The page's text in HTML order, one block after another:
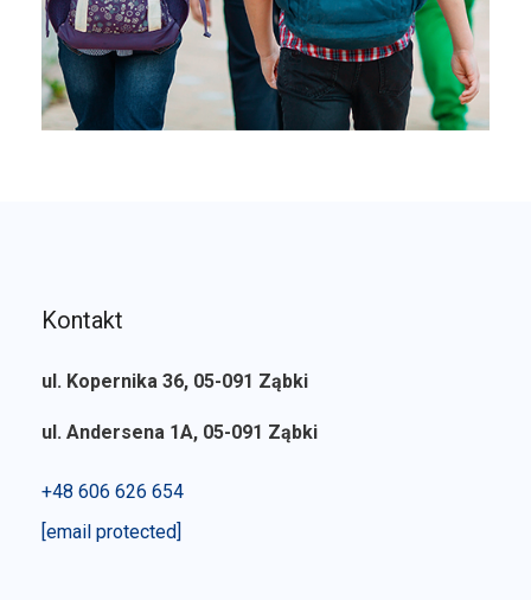
Kontakt
ul. Kopernika 36, 05-091 Ząbki
ul. Andersena 1A, 05-091 Ząbki
+48 606 626 654
[email protected]